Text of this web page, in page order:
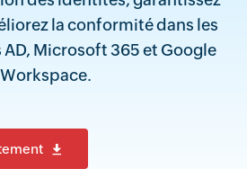
la conformité dans les
Microsoft 365 et Google
Workspace.